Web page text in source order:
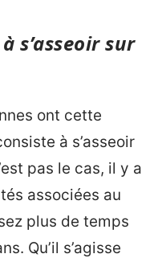
s’asseoir sur
ont cette
à s’asseoir
pas le cas, il y a
associées au
plus de temps
Qu’il s’agisse